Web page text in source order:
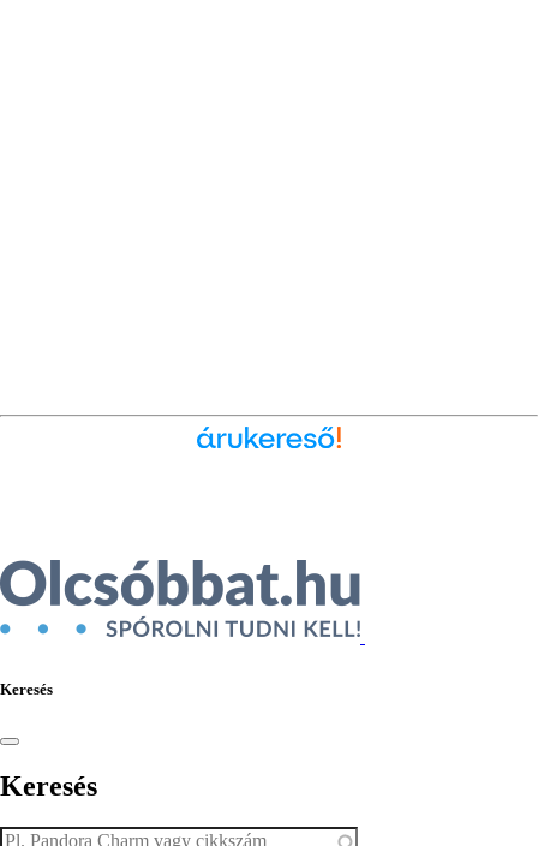
Keresés
Keresés